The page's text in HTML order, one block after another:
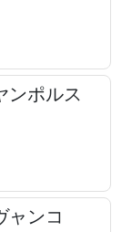
ンポルス
ャンコ